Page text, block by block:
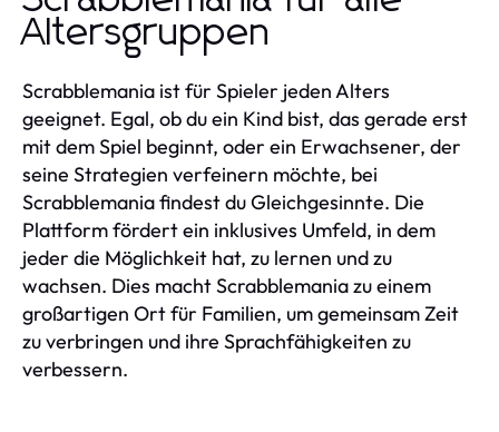
Altersgruppen
Scrabblemania ist für Spieler jeden Alters
geeignet. Egal, ob du ein Kind bist, das gerade erst
mit dem Spiel beginnt, oder ein Erwachsener, der
seine Strategien verfeinern möchte, bei
Scrabblemania findest du Gleichgesinnte. Die
Plattform fördert ein inklusives Umfeld, in dem
jeder die Möglichkeit hat, zu lernen und zu
wachsen. Dies macht Scrabblemania zu einem
großartigen Ort für Familien, um gemeinsam Zeit
zu verbringen und ihre Sprachfähigkeiten zu
verbessern.